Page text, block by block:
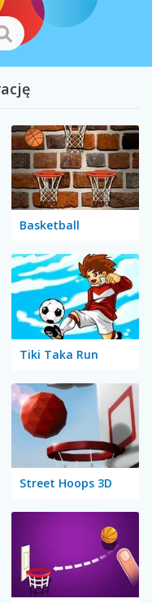
Basketball
Tiki Taka Run
Street Hoops 3D